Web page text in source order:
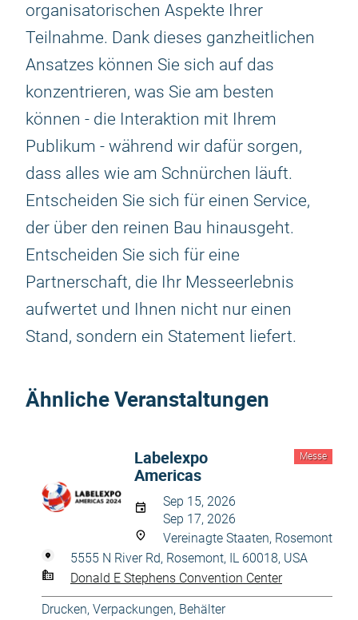
organisatorischen Aspekte Ihrer
Teilnahme. Dank dieses ganzheitlichen
Ansatzes können Sie sich auf das
konzentrieren, was Sie am besten
können - die Interaktion mit Ihrem
Publikum - während wir dafür sorgen,
dass alles wie am Schnürchen läuft.
Entscheiden Sie sich für einen Service,
der über den reinen Bau hinausgeht.
Entscheiden Sie sich für eine
Partnerschaft, die Ihr Messeerlebnis
aufwertet und Ihnen nicht nur einen
Stand, sondern ein Statement liefert.
Ähnliche Veranstaltungen
Messe
Labelexpo
Americas
Sep 15, 2026
Sep 17, 2026
Vereinagte Staaten, Rosemont
5555 N River Rd, Rosemont, IL 60018, USA
Donald E Stephens Convention Center
Drucken, Verpackungen, Behälter